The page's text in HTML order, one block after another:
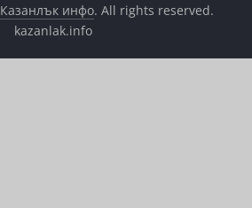
Казанлък инфо. All rights reserved.
kazanlak.info